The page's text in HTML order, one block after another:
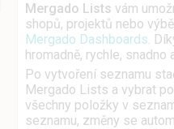
Mergado Lists vám
shopů, projektů nebo
Mergado Dashboards.
hromadně, rychle,
Po vytvoření seznamu
Mergado Lists a vybrat
všechny položky v
seznamu, změny se